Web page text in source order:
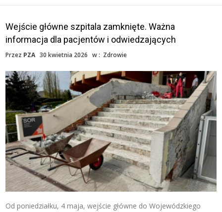
Wejście główne szpitala zamknięte. Ważna
informacja dla pacjentów i odwiedzających
Przez PZA 30 kwietnia 2026 w : Zdrowie
Od poniedziałku, 4 maja, wejście główne do Wojewódzkiego